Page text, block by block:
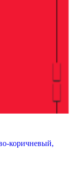
коричневый,